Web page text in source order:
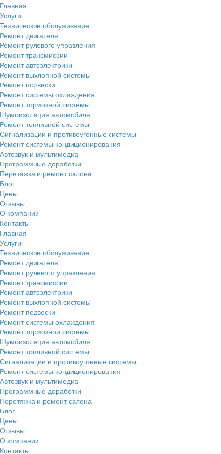
Главная
Услуги
Техническое обслуживание
Ремонт двигателя
Ремонт рулевого управления
Ремонт трансмиссии
Ремонт автоэлектрики
Ремонт выхлопной системы
Ремонт подвески
Ремонт системы охлаждения
Ремонт тормозной системы
Шумоизоляция автомобиля
Ремонт топливной системы
Сигнализации и противоугонные системы
Ремонт системы кондиционирования
Автозвук и мультимедиа
Программные доработки
Перетяжка и ремонт салона
Блог
Цены
Отзывы
О компании
Контакты
Главная
Услуги
Техническое обслуживание
Ремонт двигателя
Ремонт рулевого управления
Ремонт трансмиссии
Ремонт автоэлектрики
Ремонт выхлопной системы
Ремонт подвески
Ремонт системы охлаждения
Ремонт тормозной системы
Шумоизоляция автомобиля
Ремонт топливной системы
Сигнализации и противоугонные системы
Ремонт системы кондиционирования
Автозвук и мультимедиа
Программные доработки
Перетяжка и ремонт салона
Блог
Цены
Отзывы
О компании
Контакты